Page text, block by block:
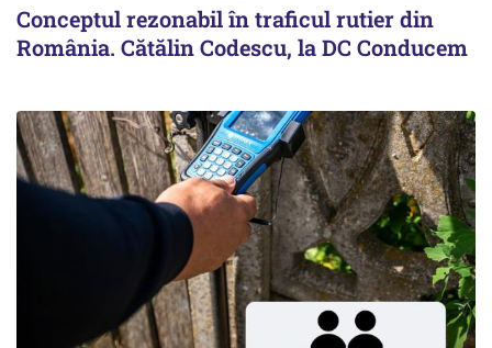
Conceptul rezonabil în traficul rutier din
România. Cătălin Codescu, la DC Conducem